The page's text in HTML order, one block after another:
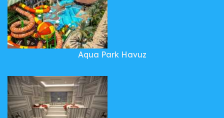
Aqua Park Havuz